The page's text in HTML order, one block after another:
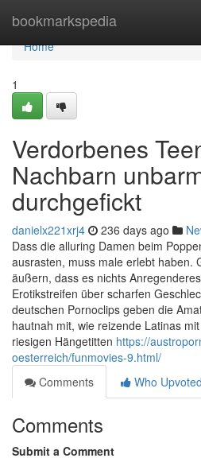
bookmarkspedia
Home
Home
1
Verdorbenes
Nachbarn
durchgefickt
danielx221xrj4 236 days ago
Dass die alluring Damen beim
ausrasten, muss male erlebt haben.
äußern, dass es nichts
Erotikstreifen über scharfen
deutschen Pornoclips geben die
hautnah mit, wie reizende Latinas
riesigen Hängetitten https://
oesterreich/funmovies-9.html/
Comments
Who Upvoted
Comments
Submit a Comment